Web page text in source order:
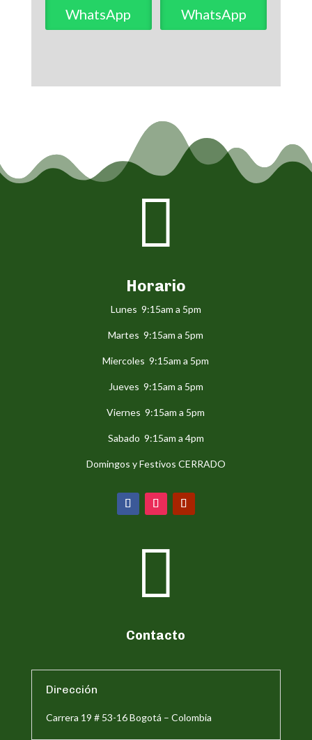
WhatsApp
WhatsApp

Horario
Lunes 9:15am a 5pm
Martes 9:15am a 5pm
Miercoles 9:15am a 5pm
Jueves 9:15am a 5pm
Viernes 9:15am a 5pm
Sabado 9:15am a 4pm
Domingos y Festivos CERRADO

Contacto
Dirección
Carrera 19 # 53-16 Bogotá – Colombia